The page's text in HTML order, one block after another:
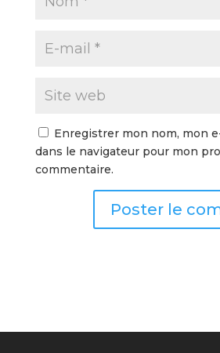
Enregistrer mon nom, mon
dans le navigateur pour mon
commentaire.